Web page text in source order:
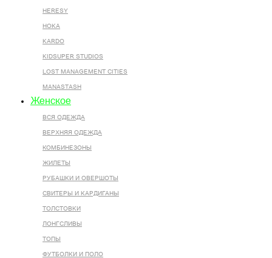
HERESY
HOKA
KARDO
KIDSUPER STUDIOS
LOST MANAGEMENT CITIES
MANASTASH
Женское
ВСЯ ОДЕЖДА
ВЕРХНЯЯ ОДЕЖДА
КОМБИНЕЗОНЫ
ЖИЛЕТЫ
РУБАШКИ И ОВЕРШОТЫ
СВИТЕРЫ И КАРДИГАНЫ
ТОЛСТОВКИ
ЛОНГСЛИВЫ
ТОПЫ
ФУТБОЛКИ И ПОЛО